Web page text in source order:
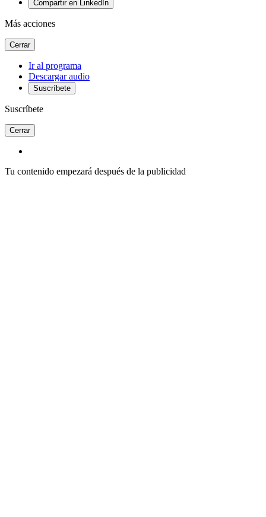
Compartir en LinkedIn
Más acciones
Cerrar
Ir al programa
Descargar audio
Suscríbete
Suscríbete
Cerrar
Tu contenido empezará después de la publicidad